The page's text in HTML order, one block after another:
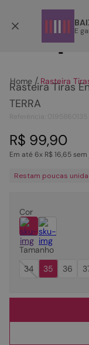
E
Rasteira Tiras
TERRA
R$ 99,90
Em até6x R$16,65sem
Restam poucas
Cor
Tamanho
34
35 36
2º
tenis
3 º
bota
5
sandalia
sapatilha
couro
º scarpin